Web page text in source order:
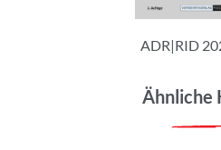
ADR|RID
Ähnliche